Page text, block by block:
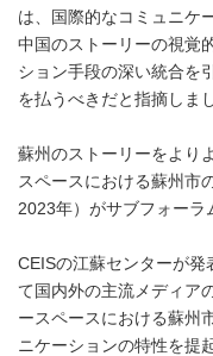
は、国際的なコミュニケ
中国のストーリーの視覚
ション手段の深い統合を
を払うべきだと指摘しま
蘇州のストーリーをより
スペースにおける蘇州市
2023年）がサブフォーラ
CEISの江蘇センターが発
て国内外の主流メディア
ースペースにおける蘇州
ニケーションの特性を提